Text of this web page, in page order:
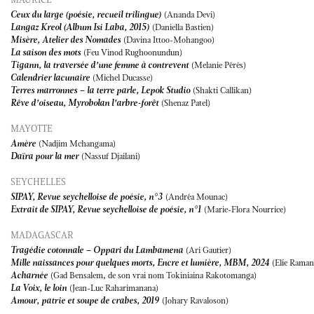
Ceux du large (poésie, recueil trilingue) (Ananda Devi)
Langaz Kreol (Album Isi Laba, 2015) (Daniella Bastien)
Misère, Atelier des Nomades (Davina Ittoo-Mohangoo)
La saison des mots (Feu Vinod Rughoonundun)
Tigann, la traversée d’une femme à contrevent (Melanie Pérès)
Calendrier lacunaire (Michel Ducasse)
Terres marronnes – la terre parle, Lepok Studio (Shakti Callikan)
Rêve d’oiseau, Myrobolan l’arbre-forêt (Shenaz Patel)
MAYOTTE
Amère (Nadjim Mchangama)
Daïra pour la mer (Nassuf Djailani)
SEYCHELLES
SIPAY, Revue seychelloise de poésie, n°3 (Andréa Mounac)
Extrait de SIPAY, Revue seychelloise de poésie, n°1 (Marie-Flora Nourrice)
MADAGASCAR
Tragédie cotonnale – Oppari du Lambamena (Ari Gautier)
Mille naissances pour quelques morts, Encre et lumière, MBM, 2024 (Elie
Acharnée (Gad Bensalem, de son vrai nom Tokiniaina Rakotomanga)
La Voix, le loin (Jean-Luc Raharimanana)
Amour, patrie et soupe de crabes, 2019 (Johary Ravaloson)